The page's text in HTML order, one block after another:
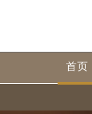
首页